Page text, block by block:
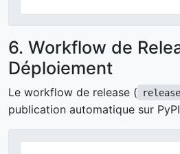
6. Workflow de
Déploiement
Le workflow de release (
publication automatique sur